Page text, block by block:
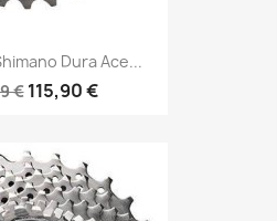
Dura Ace...
€ 115,90 €